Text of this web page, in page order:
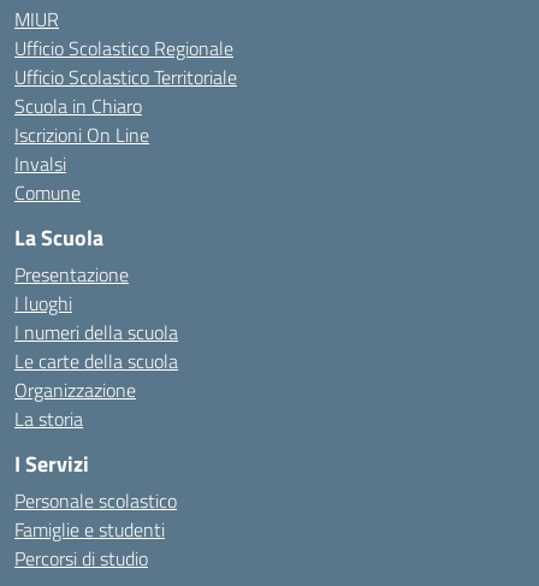
MIUR
Ufficio Scolastico Regionale
Ufficio Scolastico Territoriale
Scuola in Chiaro
Iscrizioni On Line
Invalsi
Comune
La Scuola
Presentazione
I luoghi
I numeri della scuola
Le carte della scuola
Organizzazione
La storia
I Servizi
Personale scolastico
Famiglie e studenti
Percorsi di studio